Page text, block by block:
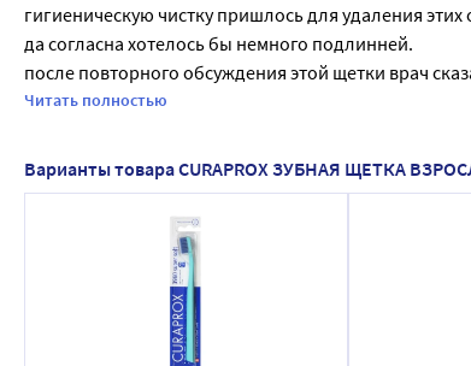
гигиеническую чистку пришлось для удаления
да согласна хотелось бы немного подлинней.
после повторного обсуждения этой щетки врач
минуты, вычищая налет  правильными движениями .
Читать полностью
Варианты товара CURAPROX ЗУБНАЯ ЩЕТКА